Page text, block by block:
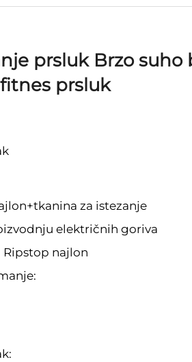
prsluk Brzo suho
prsluk
za istezanje
električnih goriva
Ripstop najlon